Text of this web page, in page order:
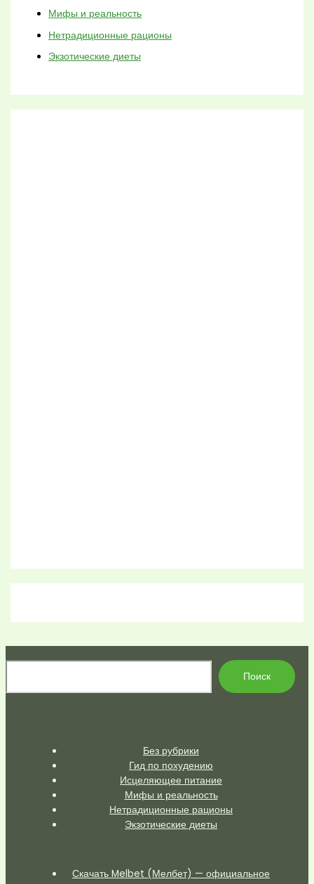
Мифы и реальность
Нетрадиционные рационы
Экзотические диеты
Поиск
Без рубрики
Гид по похудению
Исцеляющее питание
Мифы и реальность
Нетрадиционные рационы
Экзотические диеты
Скачать Melbet (Мелбет) — официальное